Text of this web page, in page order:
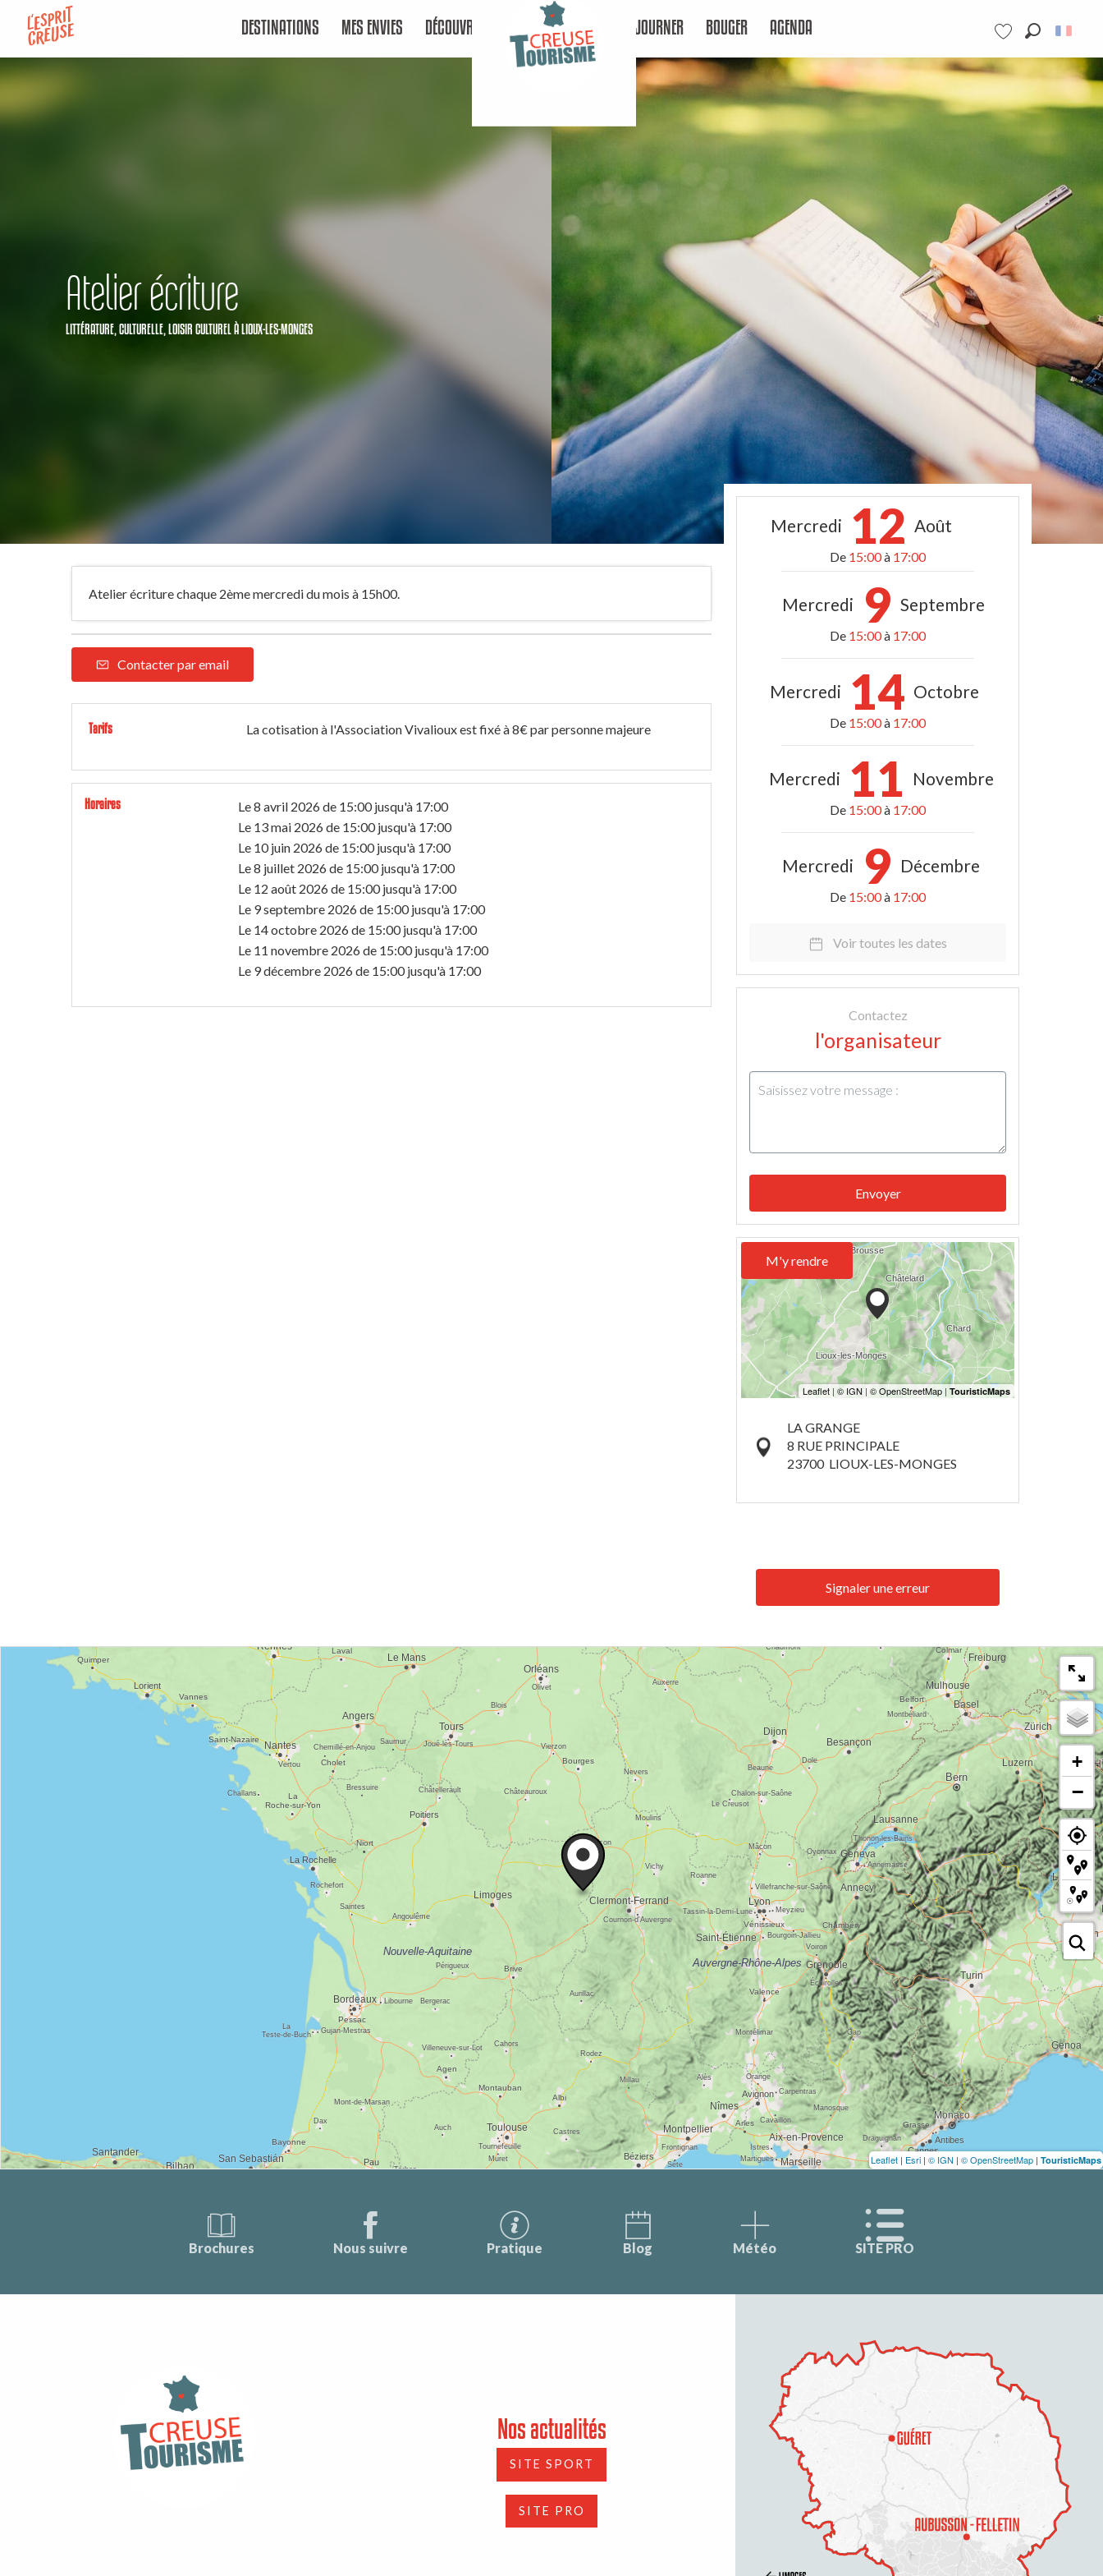
contenu
principal
Voir les favoris
DESTINATIONS MES ENVIES DÉCOUVRIR SÉJOURNER BOUGER AGENDA
Atelier écriture
LITTÉRATURE, CULTURELLE, LOISIR CULTUREL À LIOUX-LES-MONGES
Atelier écriture chaque 2ème mercredi du mois à 15h00.
Contacter par email
Tarifs La cotisation à l'Association Vivalioux est fixé à 8€ par personne majeure
Horaires Le8 avril 2026de 15:00 jusqu'à 17:00
Le 13 mai 2026de 15:00 jusqu'à 17:00
Le 10 juin 2026de 15:00 jusqu'à 17:00
Le8 juillet 2026de 15:00 jusqu'à 17:00
Le 12 août 2026de 15:00 jusqu'à 17:00
Le 9 septembre 2026de 15:00 jusqu'à 17:00
Le 14 octobre 2026de 15:00 jusqu'à 17:00
Le 11 novembre 2026de 15:00 jusqu'à 17:00
Le 9 décembre 2026de 15:00 jusqu'à 17:00
Mercredi 12 Août
De 15:00à 17:00
Mercredi 9 Septembre
De 15:00à 17:00
Mercredi 14 Octobre
De 15:00à 17:00
Mercredi 11 Novembre
De 15:00à 17:00
Mercredi 9 Décembre
De 15:00à 17:00
Voir toutes les dates
Contactez
l'organisateur
Envoyer
M'y rendre
LA GRANGE
8 RUE PRINCIPALE
23700 LIOUX-LES-MONGES
Signaler une erreur
+
−
Leaflet | Esri | © IGN | © OpenStreetMap | TouristicMaps
Brochures Nous suivre Pratique Blog Météo SITE PRO
Nos actualités
SITE SPORT
SITE PRO